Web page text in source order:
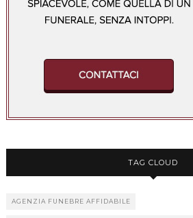
TAG CLOUD
AGENZIA FUNEBRE AFFIDABILE